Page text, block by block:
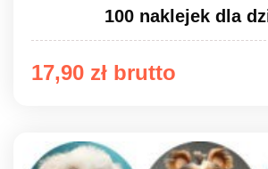
100 naklejek dla
17,90 zł